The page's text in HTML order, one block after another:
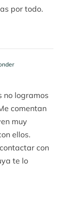
por todo.
no logramos
comentan
muy
ellos.
con
te lo